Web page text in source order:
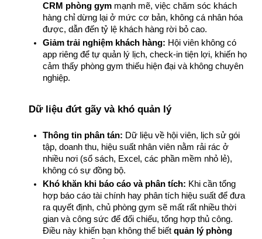
CRM phòng gym mạnh mẽ, việc chăm sóc khách
hàng chỉ dừng lại ở mức cơ bản, không cá nhân hóa
được, dẫn đến tỷ lệ khách hàng rời bỏ cao.
Giảm trải nghiệm khách hàng: Hội viên không có
app riêng để tự quản lý lịch, check-in tiện lợi, khiến họ
cảm thấy phòng gym thiếu hiện đại và không chuyên
nghiệp.
Dữ liệu đứt gãy và khó quản lý
Thông tin phân tán: Dữ liệu về hội viên, lịch sử gói
tập, doanh thu, hiệu suất nhân viên nằm rải rác ở
nhiều nơi (sổ sách, Excel, các phần mềm nhỏ lẻ),
không có sự đồng bộ.
Khó khăn khi báo cáo và phân tích: Khi cần tổng
hợp báo cáo tài chính hay phân tích hiệu suất để đưa
ra quyết định, chủ phòng gym sẽ mất rất nhiều thời
gian và công sức để đối chiếu, tổng hợp thủ công.
Điều này khiến bạn không thể biết quản lý phòng